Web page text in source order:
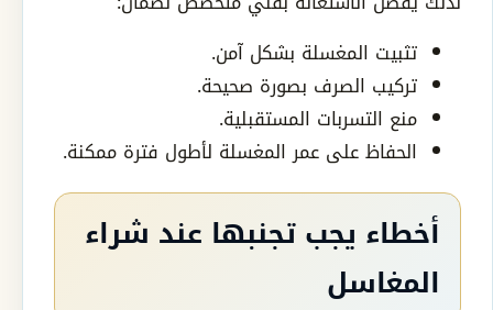
تثبيت المغسلة بشكل آمن.
تركيب الصرف بصورة صحيحة.
منع التسربات المستقبلية.
الحفاظ على عمر المغسلة لأطول فترة ممكنة.
أخطاء يجب تجنبها عند شراء
المغاسل